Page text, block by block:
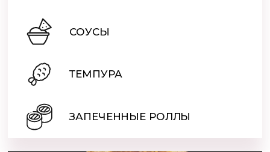
СОУСЫ
ТЕМПУРА
ЗАПЕЧЕННЫЕ РОЛЛЫ